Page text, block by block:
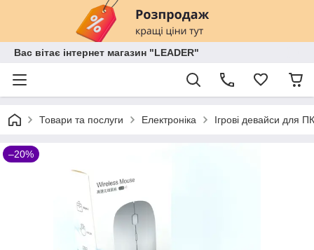
Вас вітає інтернет магазин "LEADER"
Товари та послуги Електроніка Ігрові девайси для ПК
–20%